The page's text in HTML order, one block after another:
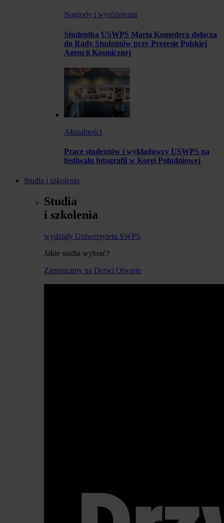
Nagrody i wyróżnienia
Studentka USWPS Maria Komędera dołącza
do Rady Studentów przy Prezesie Polskiej
Agencji Kosmicznej
Aktualności
Prace studentów i wykładowcy USWPS na
festiwalu fotografii w Korei Południowej
Studia i szkolenia
Studia
i szkolenia
wydziały Uniwersytetu SWPS
Jakie studia wybrać?
Zapraszamy na Drzwi Otwarte